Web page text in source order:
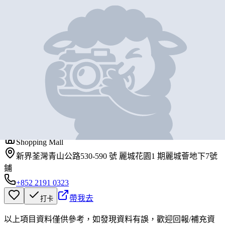
吉利麵館
FORTUNATE NOODLES
Shopping Mall
新界荃灣青山公路530-590 號 麗城花園1 期麗城薈地下7號
鋪
+852 2191 0323
打卡 帶我去
以上項目資料僅供參考，如發現資料有誤，歡迎回報/補充資